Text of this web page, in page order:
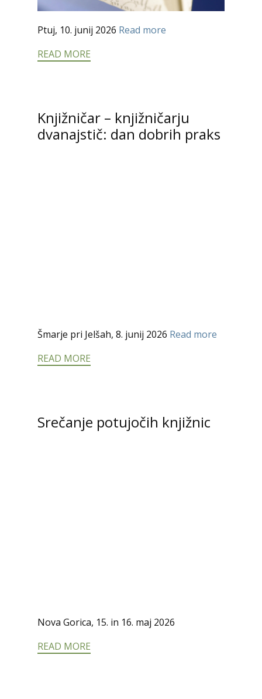
Ptuj, 10. junij 2026 Read more
READ MORE
Knjižničar – knjižničarju
dvanajstič: dan dobrih praks
Šmarje pri Jelšah, 8. junij 2026 Read more
READ MORE
Srečanje potujočih knjižnic
Nova Gorica, 15. in 16. maj 2026
READ MORE